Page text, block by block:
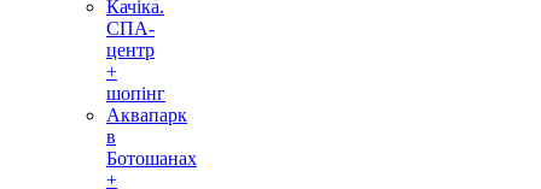
Качіка.
СПА-
центр
+
шопінг
Аквапарк
в
Ботошанах
+